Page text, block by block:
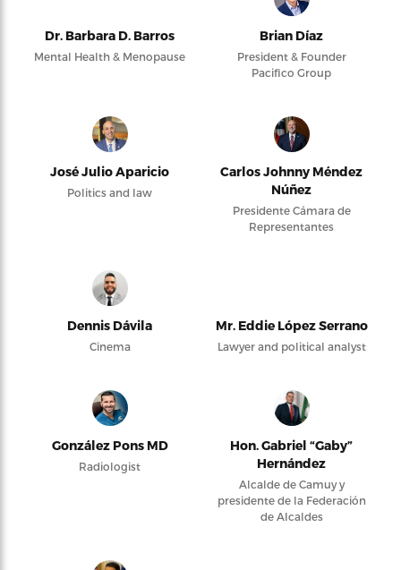
Dr. Barbara D. Barros
Mental Health & Menopause
Brian Díaz
President & Founder
Pacifico Group
José Julio Aparicio
Politics and law
Carlos Johnny Méndez
Núñez
Presidente Cámara de
Representantes
Dennis Dávila
Cinema
Mr. Eddie López Serrano
Lawyer and political analyst
González Pons MD
Radiologist
Hon. Gabriel “Gaby”
Hernández
Alcalde de Camuy y
presidente de la Federación
de Alcaldes